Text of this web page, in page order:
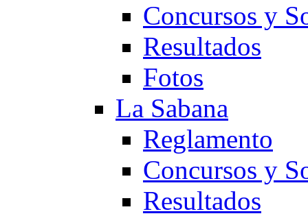
Concursos y
Resultados
Fotos
La Sabana
Reglamento
Concursos y
Resultados